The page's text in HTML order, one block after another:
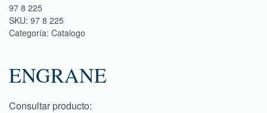
97 8 225
SKU: 97 8 225
Categoría: Catalogo
ENGRANE
Consultar producto: